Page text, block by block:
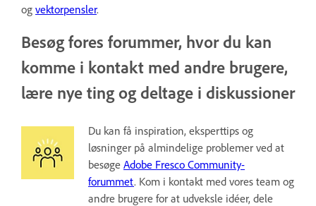
og vektorpensler.
Besøg fores forummer, hvor du kan
komme i kontakt med andre brugere,
lære nye ting og deltage i diskussioner
Du kan få inspiration, eksperttips og
løsninger på almindelige problemer ved at
besøge Adobe Fresco Community-
forummet. Kom i kontakt med vores team og
andre brugere for at udveksle idéer, dele